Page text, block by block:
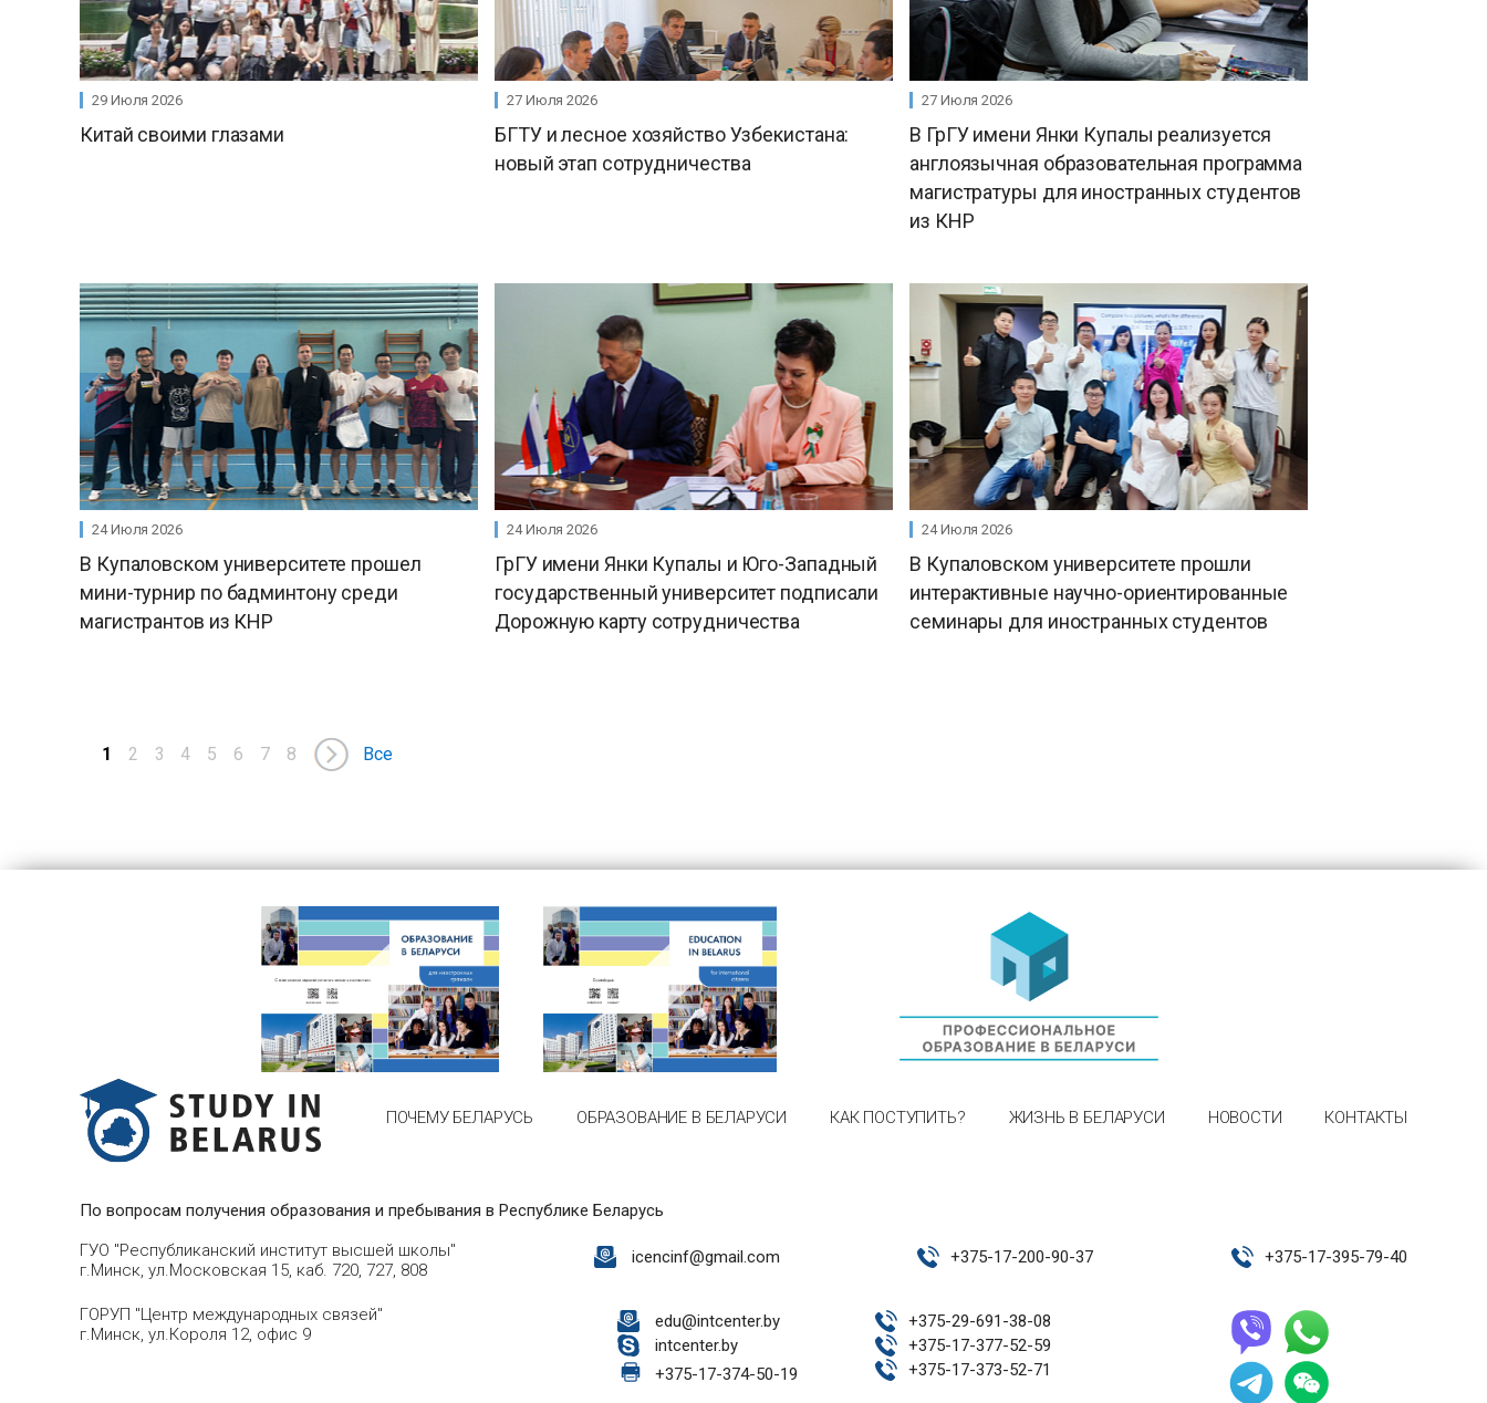
29 Июля 2026
Китай своими глазами
27 Июля 2026
БГТУ и лесное хозяйство Узбекистана:
новый этап сотрудничества
27 Июля 2026
В ГрГУ имени Янки Купалы реализуется
англоязычная образовательная программа
магистратуры для иностранных студентов
из КНР
24 Июля 2026
В Купаловском университете прошел
мини-турнир по бадминтону среди
магистрантов из КНР
24 Июля 2026
ГрГУ имени Янки Купалы и Юго-Западный
государственный университет подписали
Дорожную карту сотрудничества
24 Июля 2026
В Купаловском университете прошли
интерактивные научно-ориентированные
семинары для иностранных студентов
1 2 3 4 5 6 7 8 Все
ПОЧЕМУ БЕЛАРУСЬ ОБРАЗОВАНИЕ В БЕЛАРУСИ КАК ПОСТУПИТЬ? ЖИЗНЬ В БЕЛАРУСИ НОВОСТИ КОНТАКТЫ
По вопросам получения образования и пребывания в Республике Беларусь
ГУО "Республиканский институт высшей школы"
г.Минск, ул.Московская 15, каб. 720, 727, 808
icencinf@gmail.com +375-17-200-90-37 +375-17-395-79-40
ГОРУП "Центр международных связей"
г.Минск, ул.Короля 12, офис 9
edu@intcenter.by
intcenter.by
+375-17-374-50-19
+375-29-691-38-08
+375-17-377-52-59
+375-17-373-52-71